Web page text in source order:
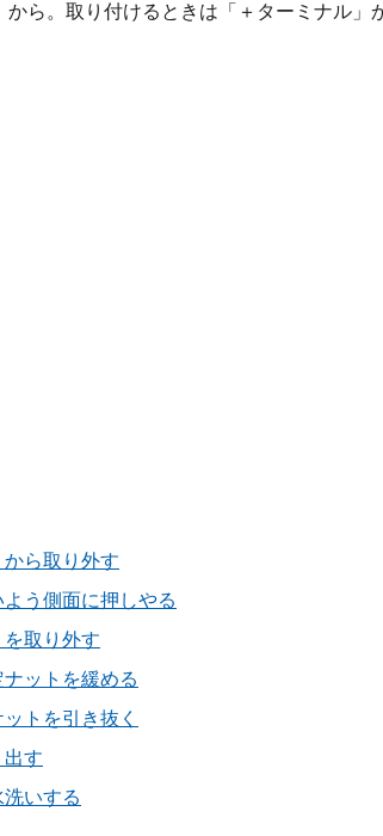
ら。取り付けるときは「＋ターミナル」
ら取り外す
う側面に押しやる
取り外す
ットを緩める
トを引き抜く
す
いする